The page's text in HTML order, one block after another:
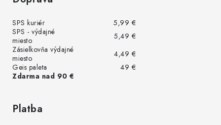
SPS kuriér
5,99 €
SPS - výdajné
miesto
5,49 €
Zásielkovňa výdajné
miesto
4,49 €
Geis paleta
49 €
Zdarma nad 90 €
Platba